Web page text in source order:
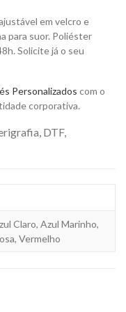
em velcro e
para suor. Poliéster
Solicite já o seu
Personalizados com o
corporativa.
DTF,
Claro, Azul Marinho,
Vermelho